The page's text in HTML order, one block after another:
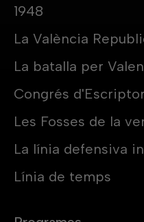
1948
La València
La batalla per
Congrés
Les Fosses de la
La línia defensiva
Línia de temps